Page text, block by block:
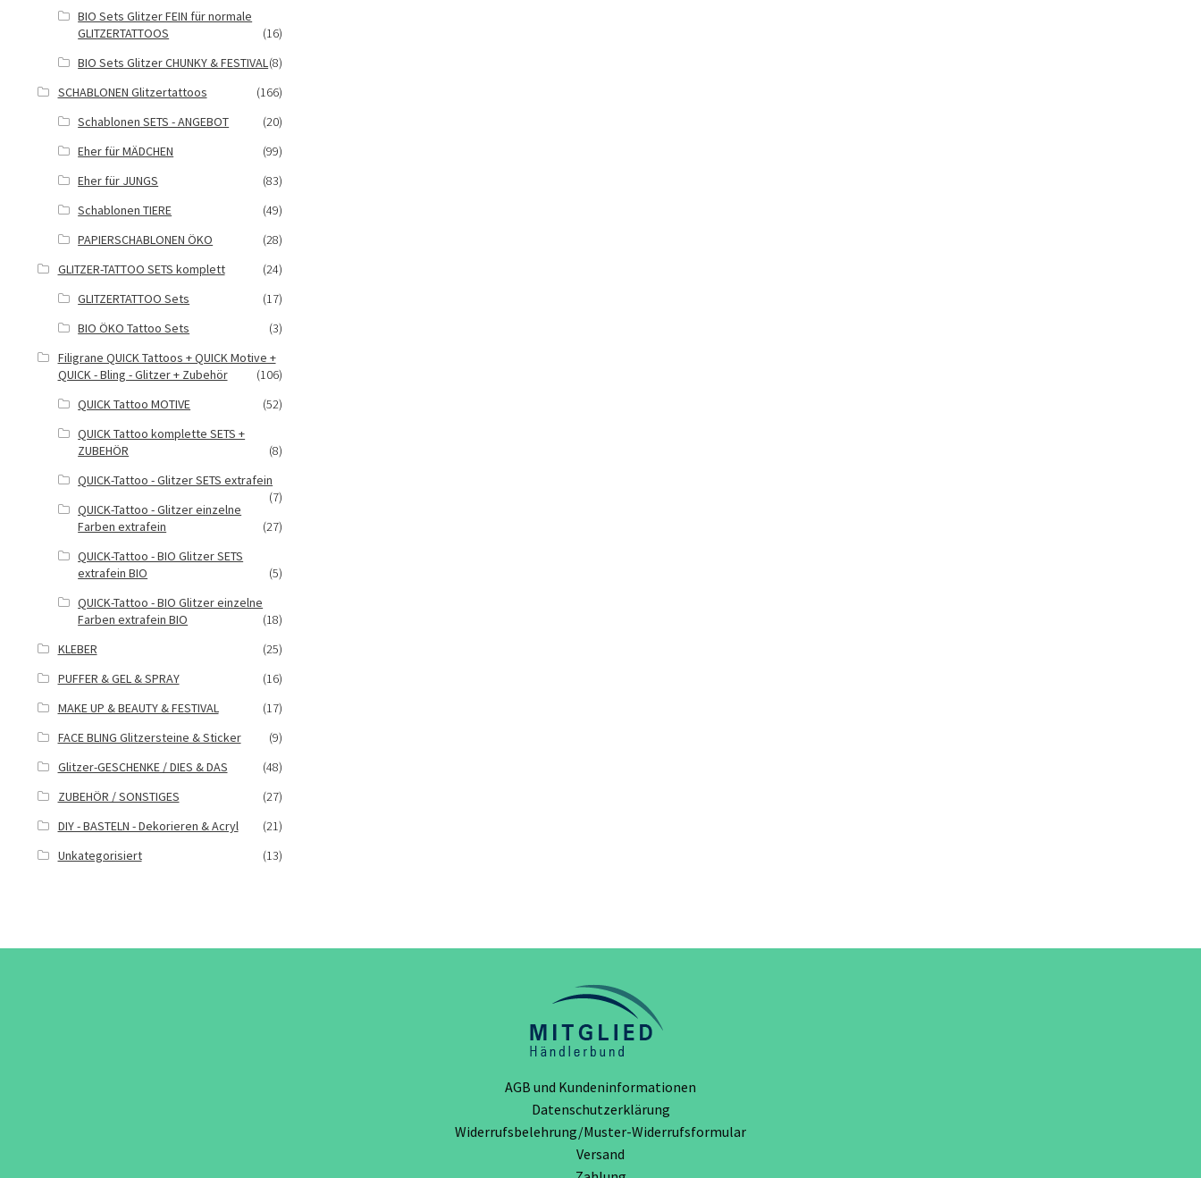
BIO Sets Glitzer FEIN für normale
GLITZERTATTOOS
(16)
BIO Sets Glitzer CHUNKY & FESTIVAL(8)
SCHABLONEN Glitzertattoos
(166)
Schablonen SETS - ANGEBOT
(20)
Eher für MÄDCHEN
(99)
Eher für JUNGS
(83)
Schablonen TIERE
(49)
PAPIERSCHABLONEN ÖKO
(28)
GLITZER-TATTOO SETS komplett
(24)
GLITZERTATTOO Sets
(17)
BIO ÖKO Tattoo Sets
(3)
Filigrane QUICK Tattoos + QUICK Motive +
QUICK - Bling - Glitzer + Zubehör
(106)
QUICK Tattoo MOTIVE
(52)
QUICK Tattoo komplette SETS +
ZUBEHÖR
(8)
QUICK-Tattoo - Glitzer SETS extrafein
(7)
QUICK-Tattoo - Glitzer einzelne
Farben extrafein
(27)
QUICK-Tattoo - BIO Glitzer SETS
extrafein BIO
(5)
QUICK-Tattoo - BIO Glitzer einzelne
Farben extrafein BIO
(18)
KLEBER
(25)
PUFFER & GEL & SPRAY
(16)
MAKE UP & BEAUTY & FESTIVAL
(17)
FACE BLING Glitzersteine & Sticker
(9)
Glitzer-GESCHENKE / DIES & DAS
(48)
ZUBEHÖR / SONSTIGES
(27)
DIY - BASTELN - Dekorieren & Acryl
(21)
Unkategorisiert
(13)
AGB und Kundeninformationen
Datenschutzerklärung
Widerrufsbelehrung/Muster-Widerrufsformular
Versand